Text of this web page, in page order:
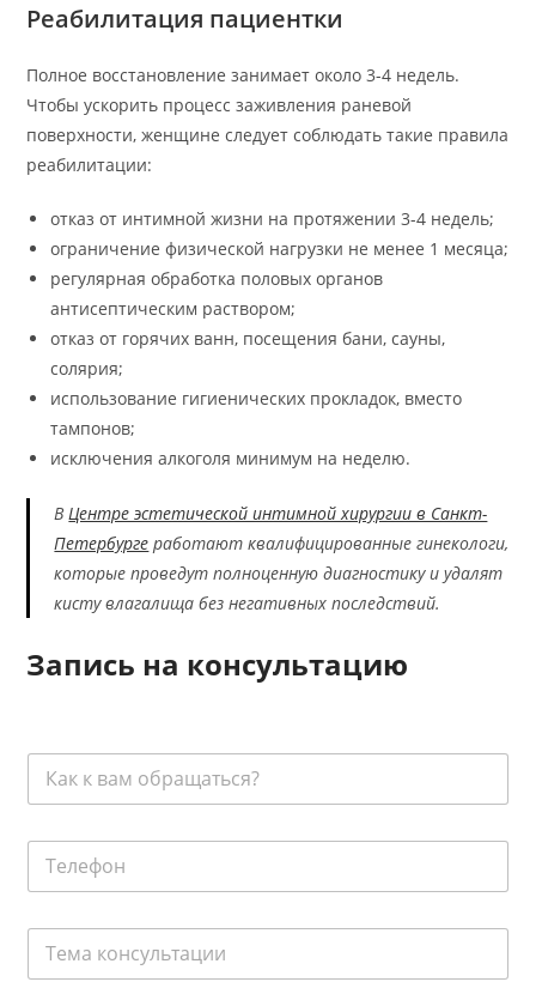
Реабилитация пациентки
Полное восстановление занимает около 3-4 недель.
Чтобы ускорить процесс заживления раневой
поверхности, женщине следует соблюдать такие правила
реабилитации:
отказ от интимной жизни на протяжении 3-4 недель;
ограничение физической нагрузки не менее 1 месяца;
регулярная обработка половых органов
антисептическим раствором;
отказ от горячих ванн, посещения бани, сауны,
солярия;
использование гигиенических прокладок, вместо
тампонов;
исключения алкоголя минимум на неделю.
В Центре эстетической интимной хирургии в Санкт-
Петербурге работают квалифицированные гинекологи,
которые проведут полноценную диагностику и удалят
кисту влагалища без негативных последствий.
Запись на консультацию
К
к
м
о
Т
л
Т